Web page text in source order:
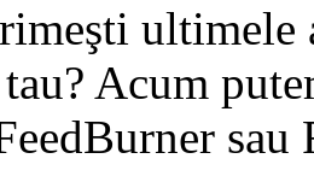
Acum
sau